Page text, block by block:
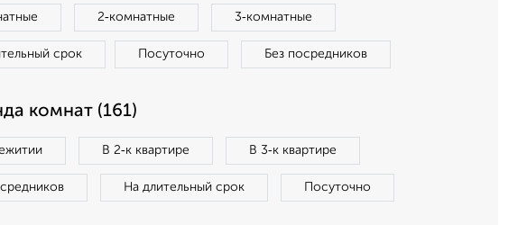
2‑комнатные 3‑комнатные
срок Посуточно Без посредников
комнат (161)
В 2‑к квартире В 3‑к квартире
На длительный срок Посуточно